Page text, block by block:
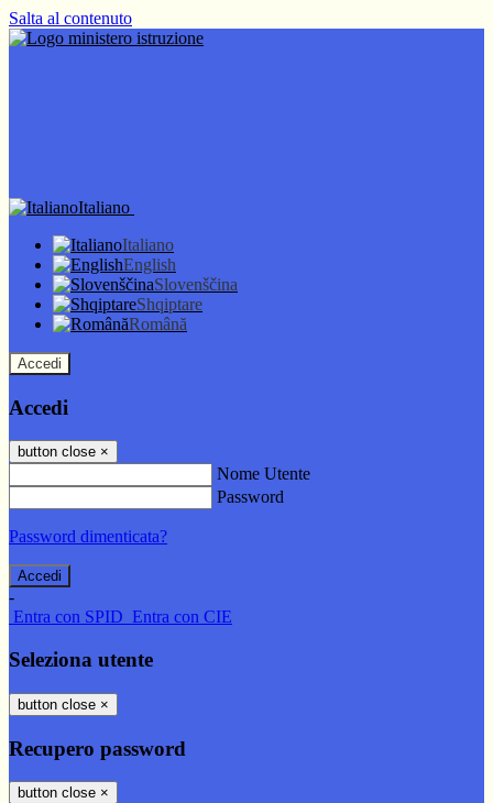
Salta al contenuto
Italiano
Italiano
English
Slovenščina
Shqiptare
Română
Accedi
Accedi
button close ×
Nome Utente
Password
Password dimenticata?
-
Entra con SPID Entra con CIE
Seleziona utente
button close ×
Recupero password
button close ×